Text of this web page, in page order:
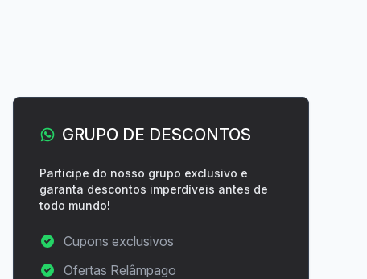
GRUPO DE DESCONTOS
Participe do nosso grupo exclusivo e
garanta descontos imperdíveis antes de
todo mundo!
Cupons exclusivos
Ofertas Relâmpago